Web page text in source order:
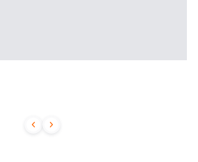
 